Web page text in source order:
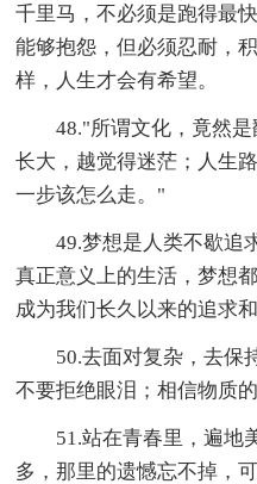
千里马，不必须是跑得最
能够抱怨，但必须忍耐，
样，人生才会有希望。
48."所谓文化，竟然是
长大，越觉得迷茫；人生
一步该怎么走。"
49.梦想是人类不歇追
真正意义上的生活，梦想
成为我们长久以来的追求和
50.去面对复杂，去保
不要拒绝眼泪；相信物质
51.站在青春里，遍地美
多，那里的遗憾忘不掉，